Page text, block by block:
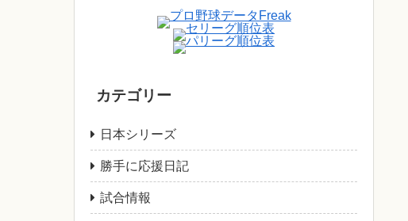
カテゴリー
日本シリーズ
勝手に応援日記
試合情報